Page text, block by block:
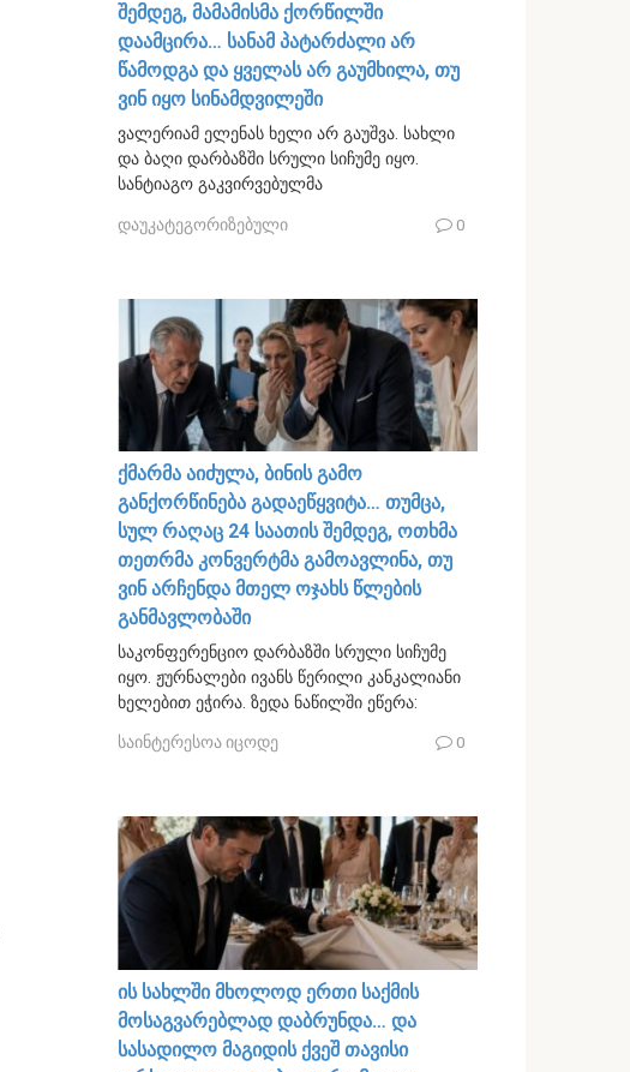
შემდეგ, მამამისმა ქორწილში
დაამცირა… სანამ პატარძალი არ
წამოდგა და ყველას არ გაუმხილა, თუ
ვინ იყო სინამდვილეში
ვალერიამ ელენას ხელი არ გაუშვა. სახლი
და ბაღი დარბაზში სრული სიჩუმე იყო.
სანტიაგო გაკვირვებულმა
დაუკატეგორიზებული 0
ქმარმა აიძულა, ბინის გამო
განქორწინება გადაეწყვიტა… თუმცა,
სულ რაღაც 24 საათის შემდეგ, ოთხმა
თეთრმა კონვერტმა გამოავლინა, თუ
ვინ არჩენდა მთელ ოჯახს წლების
განმავლობაში
საკონფერენციო დარბაზში სრული სიჩუმე
იყო. ჟურნალები ივანს წერილი კანკალიანი
ხელებით ეჭირა. ზედა ნაწილში ეწერა:
საინტერესოა იცოდე 0
ის სახლში მხოლოდ ერთი საქმის
მოსაგვარებლად დაბრუნდა… და
სასადილო მაგიდის ქვეშ თავისი